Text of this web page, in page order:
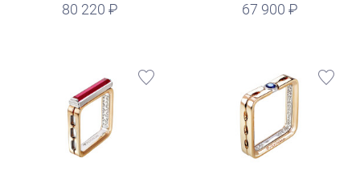
80 220 67 900